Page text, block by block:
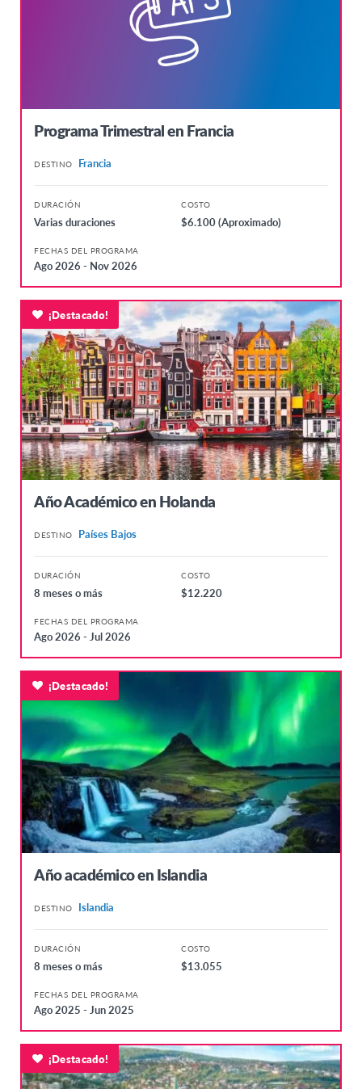
Programa Trimestral en Francia
DESTINO Francia
DURACIÓN
Varias duraciones
COSTO
$6.100 (Aproximado)
FECHAS DEL PROGRAMA
Ago 2026 - Nov 2026
Año Académico en Holanda
DESTINO Países Bajos
DURACIÓN
8 meses o más
COSTO
$12.220
FECHAS DEL PROGRAMA
Ago 2026 - Jul 2026
¡Destacado!
Año académico en Islandia
DESTINO Islandia
DURACIÓN
8 meses o más
COSTO
$13.055
FECHAS DEL PROGRAMA
Ago 2025 - Jun 2025
¡Destacado!
¡Destacado!